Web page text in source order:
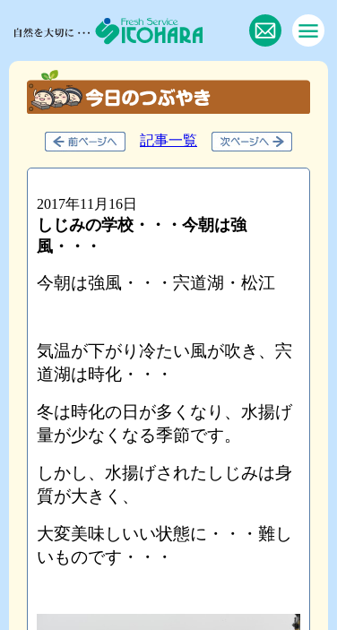
記事一覧
2017年11月16日
しじみの学校・・・今朝は強
風・・・
今朝は強風・・・宍道湖・松江
気温が下がり冷たい風が吹き、宍
道湖は時化・・・
冬は時化の日が多くなり、水揚げ
量が少なくなる季節です。
しかし、水揚げされたしじみは身
質が大きく、
大変美味しいい状態に・・・難し
いものです・・・